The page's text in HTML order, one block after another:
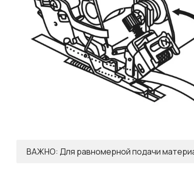
ВАЖНО: Для равномерной подачи